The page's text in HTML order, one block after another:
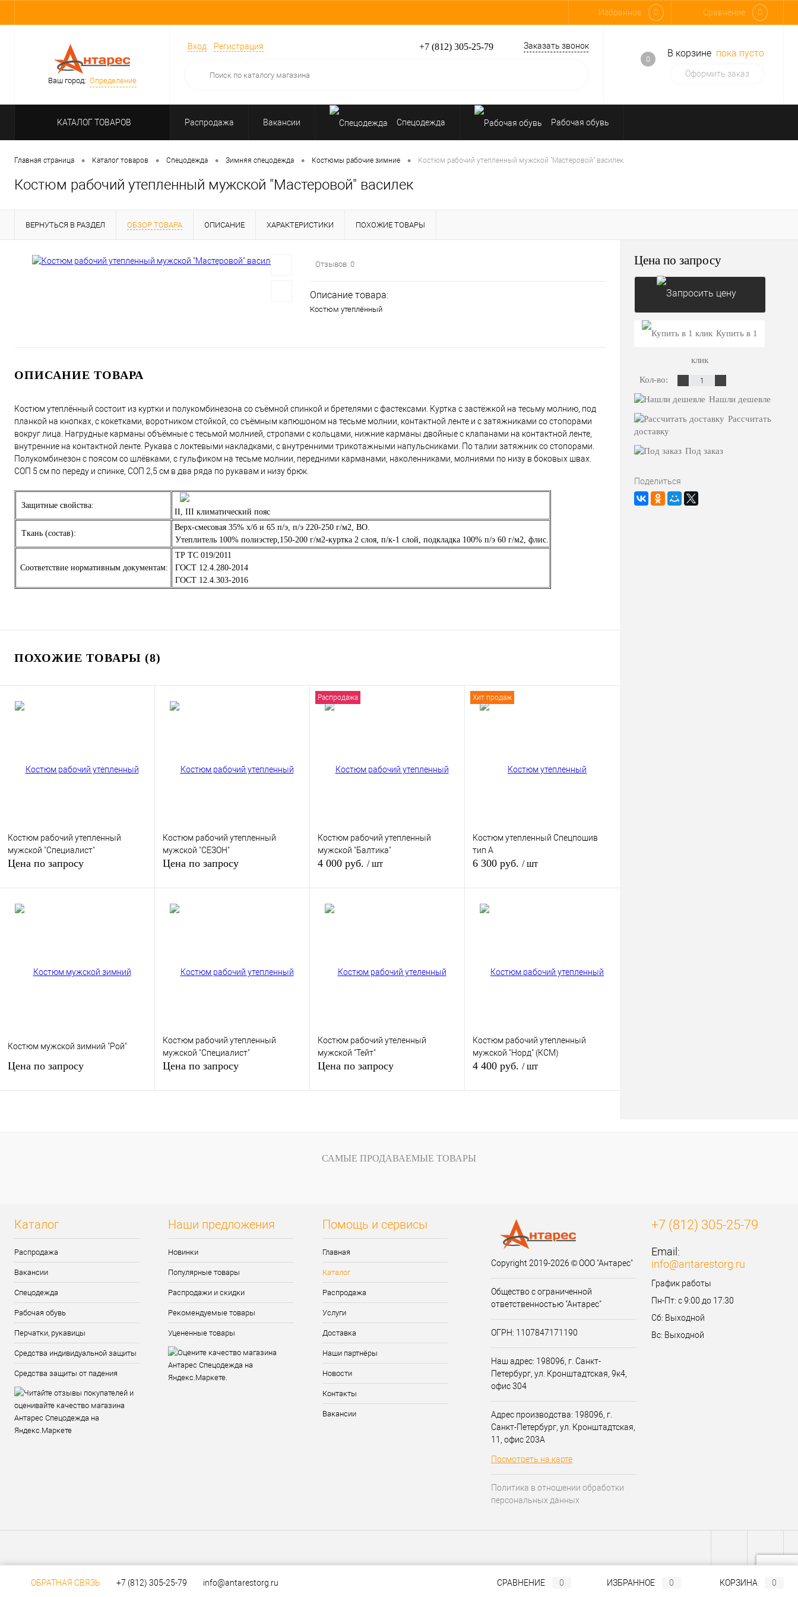
Избранное 0 Сравнение 0
Ваш город: Определение
Вход Регистрация +7 (812) 305-25-79 Заказать звонок
0
В корзине пока пусто
Оформить заказ
КАТАЛОГ ТОВАРОВ Распродажа Вакансии Спецодежда Рабочая обувь
Перчатки, рукавицы Средства индивидуальной защиты
Главная страница • Каталог товаров • Спецодежда • Зимняя спецодежда • Костюмы рабочие зимние • Костюм рабочий утепленный мужской "Мастеровой" василек
Костюм рабочий утепленный мужской "Мастеровой" василек
ВЕРНУТЬСЯ В РАЗДЕЛ ОБЗОР ТОВАРА ОПИСАНИЕ ХАРАКТЕРИСТИКИ ПОХОЖИЕ ТОВАРЫ
Отзывов: 0
Описание товара:
Костюм утеплённый
ОПИСАНИЕ ТОВАРА
Костюм утеплённый состоит из куртки и полукомбинезона со съёмной спинкой и бретелями с фастексами. Куртка с застёжкой на тесьму молнию, под
планкой на кнопках, с кокетками, воротником стойкой, со съёмным капюшоном на тесьме молнии, контактной ленте и с затяжниками со стопорами
вокруг лица. Нагрудные карманы объёмные с тесьмой молнией, стропами с кольцами, нижние карманы двойные с клапанами на контактной ленте,
внутренние на контактной ленте. Рукава с локтевыми накладками, с внутренними трикотажными напульсниками. По талии затяжник со стопорами.
Полукомбинезон с поясом со шлёвками, с гульфиком на тесьме молнии, передними карманами, наколенниками, молниями по низу в боковых швах.
СОП 5 см по переду и спинке, СОП 2,5 см в два ряда по рукавам и низу брюк.
Защитные свойства:
II, III климатический пояс
Ткань (состав):
Верх-смесовая 35% х/б и 65 п/э, п/э 220-250 г/м2, ВО.
Утеплитель 100% полиэстер,150-200 г/м2-куртка 2 слоя, п/к-1 слой, подкладка 100% п/э 60 г/м2, флис.
Соответствие нормативным документам:
ТР ТС 019/2011
ГОСТ 12.4.280-2014
ГОСТ 12.4.303-2016
ПОХОЖИЕ ТОВАРЫ (8)
Костюм рабочий утепленный
мужской "Специалист"
Цена по запросу
Костюм рабочий утепленный
мужской "СЕЗОН"
Цена по запросу
Распродажа
Костюм рабочий утепленный
мужской "Балтика"
4 000 руб. / шт
наличии
Хит продаж
Костюм утепленный Спецпошив
тип А
6 300 руб. / шт
наличии
Костюм мужской зимний "Рой"
Цена по запросу
Костюм рабочий утепленный
мужской "Специалист"
Цена по запросу
Костюм рабочий утеленный
мужской "Тейт"
Цена по запросу
В избранное Под заказ
Костюм рабочий утепленный
мужской "Норд" (КСМ)
4 400 руб. / шт
Цена по запросу
Запросить ценуКупить в 1
клик
Кол-во:
Нашли дешевле
Рассчитать
доставку
Под заказ
Поделиться
САМЫЕ ПРОДАВАЕМЫЕ ТОВАРЫ
Каталог
Распродажа
Вакансии
Спецодежда
Рабочая обувь
Перчатки, рукавицы
Средства индивидуальной защиты
Средства защиты от падения
Наши предложения
Новинки
Популярные товары
Распродажи и скидки
Рекомендуемые товары
Уцененные товары
Помощь и сервисы
Главная
Каталог
Распродажа
Услуги
Доставка
Наши партнёры
Новости
Контакты
Вакансии
Copyright 2019-2026 © ООО "Антарес"
Общество с ограниченной
ответственностью "Антарес"
ОГРН: 1107847171190
Наш адрес: 198096, г. Санкт-
Петербург, ул. Кронштадтская, 9к4,
офис 304
Адрес производства: 198096, г.
Санкт-Петербург, ул. Кронштадтская,
11, офис 203А
Посмотреть на карте
Политика в отношении обработки
персональных данных
+7 (812) 305-25-79
Email:
info@antarestorg.ru
График работы
Пн-Пт: с 9:00 до 17:30
Сб: Выходной
Вс: Выходной
ОБРАТНАЯ СВЯЗЬ +7 (812) 305-25-79 info@antarestorg.ru СРАВНЕНИЕ 0 ИЗБРАННОЕ 0 КОРЗИНА 0